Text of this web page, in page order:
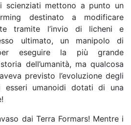
scienziati mettono a punto un
destinato a modificare
tramite l’invio di licheni e
ultimato, un manipolo di
eseguire la più grande
dell’umanità, ma qualcosa
previsto l’evoluzione degli
esseri umanoidi dotati di una
dai Terra Formars! Mentre i